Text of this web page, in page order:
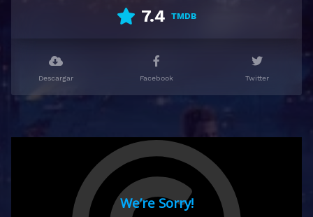
7.4 TMDB
Descargar Facebook Twitter